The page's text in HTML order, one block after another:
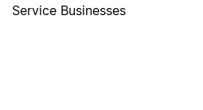
Service Businesses